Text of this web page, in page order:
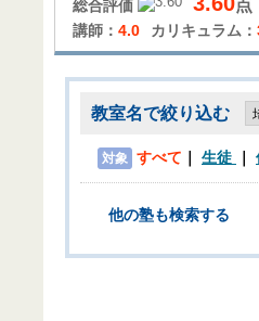
総合評価 点
講師： 4.0 カリキュラム：
教室名で絞り込む
対象 すべて 生徒
他の塾も検索する